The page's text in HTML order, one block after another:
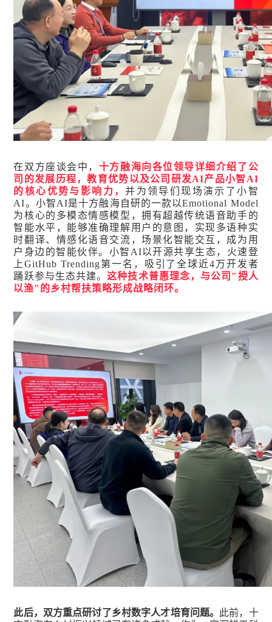
在双方座谈会中， 十方融海向各位领导详细介绍了公
司的发展历程，教育优势以及公司研发AI产品小智AI
的核心优势与影响力，并为领导们现场演示了小智
AI。小智AI是十方融海自研的一款以Emotional Model
为核心的多模态情感模型，拥有超越传统语音助手的
智能水平，能够准确理解用户的意图，实现多语种实
时翻译、情感化语音交流，场景化智能交互，成为用
户身边的智能伙伴。小智AI以开源共享生态，火速登
上GitHub Trending第一名，吸引了全球近4万开发者
踊跃参与生态共建。这种技术普惠理念，与公司"授人
以渔"的乡村帮扶策略形成战略闭环。
此后，双方重点研讨了乡村数字人才培育问题。
此前，十